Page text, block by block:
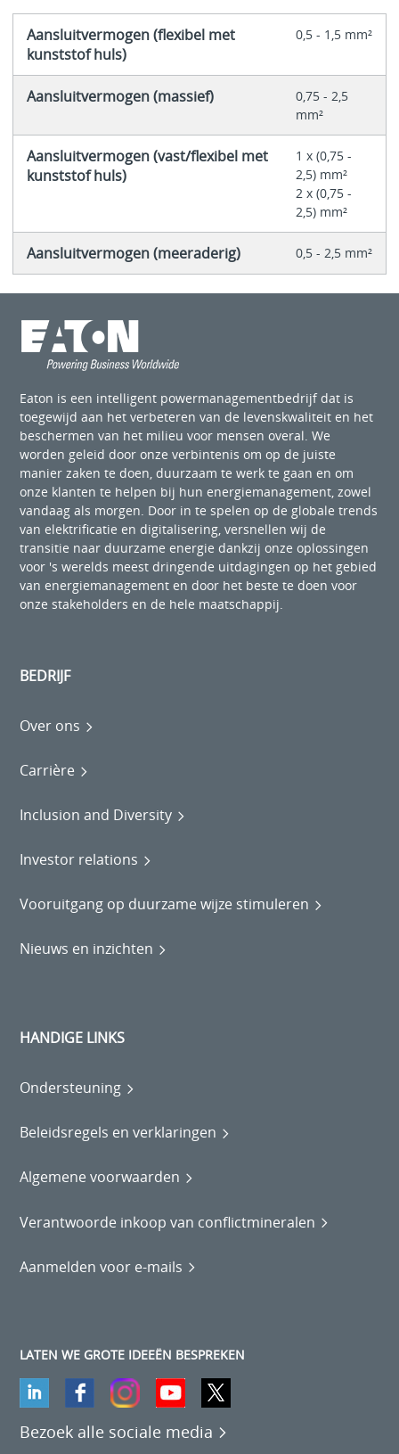
Aansluitvermogen (flexibel met
kunststof huls)
0,5 - 1,5 mm²
Aansluitvermogen (massief)
0,75 - 2,5
mm²
Aansluitvermogen (vast/flexibel met
kunststof huls)
1 x (0,75 -
2,5) mm²
2 x (0,75 -
2,5) mm²
Aansluitvermogen (meeraderig) 0,5 - 2,5 mm²
Eaton is een intelligent powermanagementbedrijf dat is
toegewijd aan het verbeteren van de levenskwaliteit en het
beschermen van het milieu voor mensen overal. We
worden geleid door onze verbintenis om op de juiste
manier zaken te doen, duurzaam te werk te gaan en om
onze klanten te helpen bij hun energiemanagement, zowel
vandaag als morgen. Door in te spelen op de globale trends
van elektrificatie en digitalisering, versnellen wij de
transitie naar duurzame energie dankzij onze oplossingen
voor 's werelds meest dringende uitdagingen op het gebied
van energiemanagement en door het beste te doen voor
onze stakeholders en de hele maatschappij.
BEDRIJF
Over ons
Carrière
Inclusion and Diversity
Investor relations
Vooruitgang op duurzame wijze stimuleren
Nieuws en inzichten
HANDIGE LINKS
Ondersteuning
Beleidsregels en verklaringen
Algemene voorwaarden
Verantwoorde inkoop van conflictmineralen
Aanmelden voor e-mails
LATEN WE GROTE IDEEËN BESPREKEN
Bezoek alle sociale media